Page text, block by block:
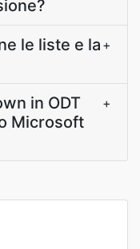
le liste e la +
in ODT
Microsoft
+